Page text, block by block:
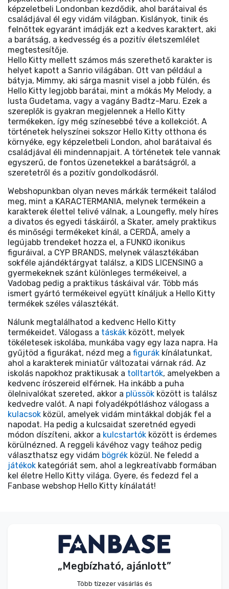
képzeletbeli Londonban kezdődik, ahol barátaival és
családjával él egy vidám világban. Kislányok, tinik és
felnőttek egyaránt imádják ezt a kedves karaktert, aki
a barátság, a kedvesség és a pozitív életszemlélet
megtestesítője.
Hello Kitty mellett számos más szerethető karakter is
helyet kapott a Sanrio világában. Ott van például a
bátyja, Mimmy, aki sárga masnit visel a jobb fülén, és
Hello Kitty legjobb barátai, mint a mókás My Melody, a
lusta Gudetama, vagy a vagány Badtz-Maru. Ezek a
szereplők is gyakran megjelennek a Hello Kitty
termékeken, így még színesebbé téve a kollekciót. A
történetek helyszínei sokszor Hello Kitty otthona és
környéke, egy képzeletbeli London, ahol barátaival és
családjával éli mindennapjait. A történetek tele vannak
egyszerű, de fontos üzenetekkel a barátságról, a
szeretetről és a pozitív gondolkodásról.
Webshopunkban olyan neves márkák termékeit találod
meg, mint a KARACTERMANIA, melynek termékein a
karakterek élettel telivé válnak, a Loungefly, mely híres
a divatos és egyedi táskáiról, a Skater, amely praktikus
és minőségi termékeket kínál, a CERDÃ, amely a
legújabb trendeket hozza el, a FUNKO ikonikus
figuráival, a CYP BRANDS, melynek választékában
sokféle ajándéktárgyat találsz, a KIDS LICENSING a
gyermekeknek szánt különleges termékeivel, a
Vadobag pedig a praktikus táskáival vár. Több más
ismert gyártó termékeivel együtt kínáljuk a Hello Kitty
termékek széles választékát.
Nálunk megtalálhatod a kedvenc Hello Kitty
termékeidet. Válogass a táskák között, melyek
tökéletesek iskolába, munkába vagy egy laza napra. Ha
gyűjtöd a figurákat, nézd meg a figurák kínálatunkat,
ahol a karakterek miniatűr változatai várnak rád. Az
iskolás napokhoz praktikusak a tolltartók, amelyekben a
kedvenc írószereid elférnek. Ha inkább a puha
ölelnivalókat szereted, akkor a plüssök között is találsz
kedvedre valót. A napi folyadékpótláshoz válogass a
kulacsok közül, amelyek vidám mintákkal dobják fel a
napodat. Ha pedig a kulcsaidat szeretnéd egyedi
módon díszíteni, akkor a kulcstartók között is érdemes
körülnézned. A reggeli kávéhoz vagy teához pedig
választhatsz egy vidám bögrék közül. Ne feledd a
játékok kategóriát sem, ahol a legkreatívabb formában
kel életre Hello Kitty világa. Gyere, és fedezd fel a
Fanbase webshop Hello Kitty kínálatát!
„Megbízható, ajánlott”
Több tízezer vásárlás és